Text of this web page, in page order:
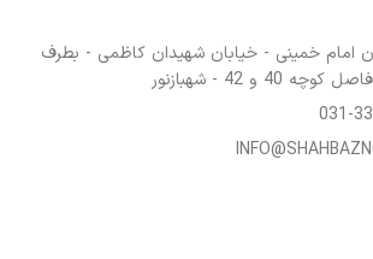
امام خمینی - خیابان شهیدان کاظمی - بطرف
و 42 - شهبازنور